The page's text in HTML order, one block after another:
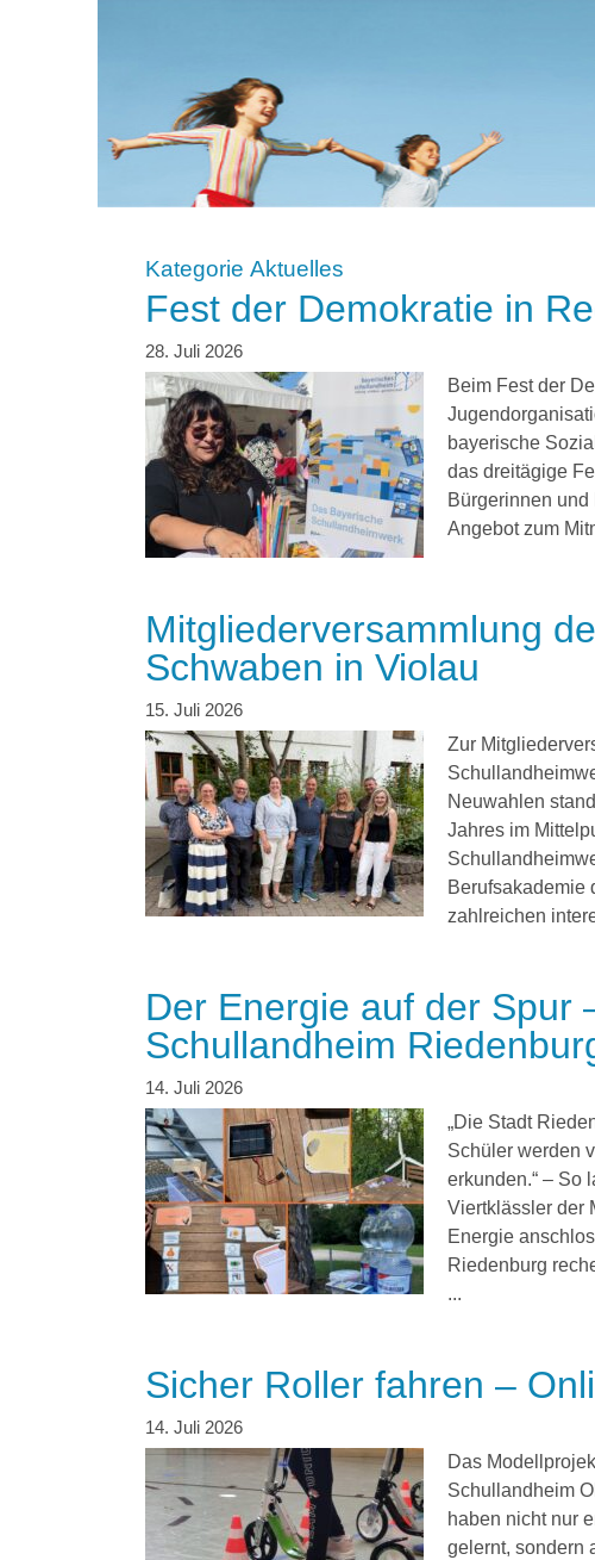
Kategorie Aktuelles
Fest der Demokratie in
Beim Fest der
bayerische
das dreitägige
Bürgerinnen
Angebot zum
Mitgliederversammlung
Schwaben in Violau
Zur
Neuwahlen
Jahres im
Berufsakademie
zahlreichen
Der Energie auf der Spur
Schullandheim
„Die Stadt
Schüler werden
erkunden.“ – So
Viertklässler der
Energie
Riedenburg
...
Sicher Roller fahren –
Das
Schullandheim
haben nicht nur
gelernt, sondern